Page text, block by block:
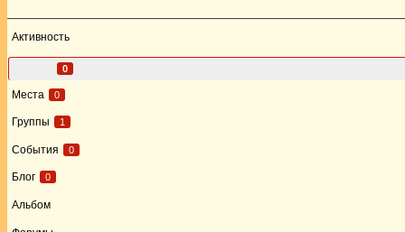
Активность
0
Места 0
Группы 1
События 0
Блог 0
Альбом